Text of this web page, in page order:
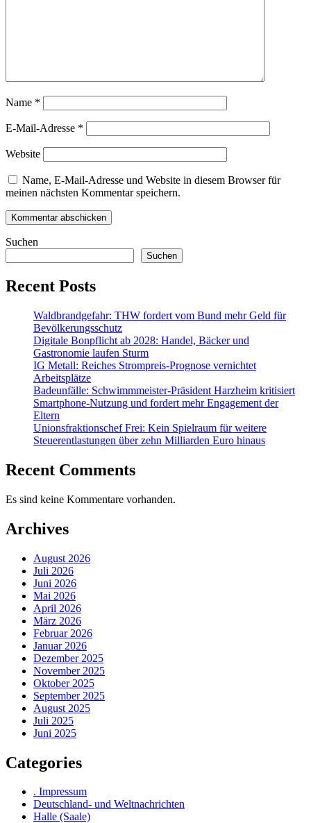
Name *
E-Mail-Adresse *
Website
Name, E-Mail-Adresse und Website in diesem Browser für
meinen nächsten Kommentar speichern.
Suchen
Suchen
Recent Posts
Waldbrandgefahr: THW fordert vom Bund mehr Geld für
Bevölkerungsschutz
Digitale Bonpflicht ab 2028: Handel, Bäcker und
Gastronomie laufen Sturm
IG Metall: Reiches Strompreis-Prognose vernichtet
Arbeitsplätze
Badeunfälle: Schwimmmeister-Präsident Harzheim kritisiert
Smartphone-Nutzung und fordert mehr Engagement der
Eltern
Unionsfraktionschef Frei: Kein Spielraum für weitere
Steuerentlastungen über zehn Milliarden Euro hinaus
Recent Comments
Es sind keine Kommentare vorhanden.
Archives
August 2026
Juli 2026
Juni 2026
Mai 2026
April 2026
März 2026
Februar 2026
Januar 2026
Dezember 2025
November 2025
Oktober 2025
September 2025
August 2025
Juli 2025
Juni 2025
Categories
. Impressum
Deutschland- und Weltnachrichten
Halle (Saale)